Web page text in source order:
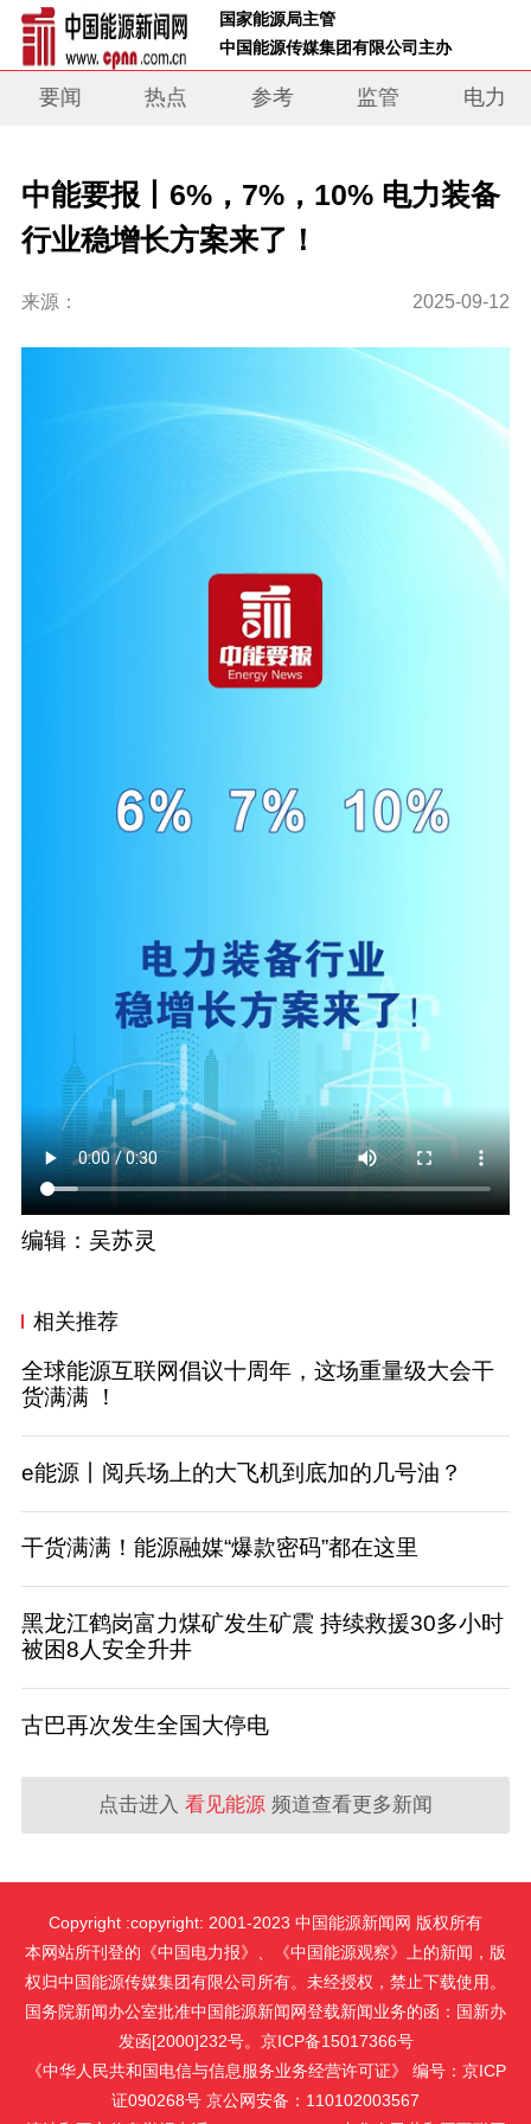
国家能源局主管
中国能源传媒集团有限公司主办
要闻 热点 参考 监管 电力
中能要报丨6%，7%，10% 电力装备
行业稳增长方案来了！
来源： 2025-09-12
编辑：吴苏灵
相关推荐
全球能源互联网倡议十周年，这场重量级大会干
货满满 ！
e能源丨阅兵场上的大飞机到底加的几号油？
干货满满！能源融媒“爆款密码”都在这里
黑龙江鹤岗富力煤矿发生矿震 持续救援30多小时
被困8人安全升井
古巴再次发生全国大停电
点击进入 看见能源 频道查看更多新闻
Copyright :copyright: 2001-2023 中国能源新闻网 版权所有
本网站所刊登的《中国电力报》、《中国能源观察》上的新闻，版
权归中国能源传媒集团有限公司所有。未经授权，禁止下载使用。
国务院新闻办公室批准中国能源新闻网登载新闻业务的函：国新办
发函[2000]232号。京ICP备15017366号
《中华人民共和国电信与信息服务业务经营许可证》 编号：京ICP
证090268号 京公网安备：110102003567